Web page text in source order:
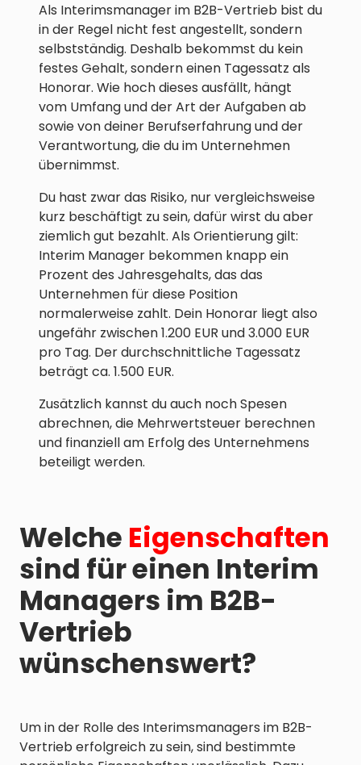
Als Interimsmanager im B2B-Vertrieb bist du
in der Regel nicht fest angestellt, sondern
selbstständig. Deshalb bekommst du kein
festes Gehalt, sondern einen Tagessatz als
Honorar. Wie hoch dieses ausfällt, hängt
vom Umfang und der Art der Aufgaben ab
sowie von deiner Berufserfahrung und der
Verantwortung, die du im Unternehmen
übernimmst.
Du hast zwar das Risiko, nur vergleichsweise
kurz beschäftigt zu sein, dafür wirst du aber
ziemlich gut bezahlt. Als Orientierung gilt:
Interim Manager bekommen knapp ein
Prozent des Jahresgehalts, das das
Unternehmen für diese Position
normalerweise zahlt. Dein Honorar liegt also
ungefähr zwischen 1.200 EUR und 3.000 EUR
pro Tag. Der durchschnittliche Tagessatz
beträgt ca. 1.500 EUR.
Zusätzlich kannst du auch noch Spesen
abrechnen, die Mehrwertsteuer berechnen
und finanziell am Erfolg des Unternehmens
beteiligt werden.
Welche Eigenschaften
sind für einen Interim
Managers im B2B-
Vertrieb
wünschenswert?
Um in der Rolle des Interimsmanagers im B2B-
Vertrieb erfolgreich zu sein, sind bestimmte